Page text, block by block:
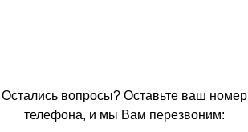
Остались вопросы? Оставьте ваш номер
телефона, и мы Вам перезвоним: